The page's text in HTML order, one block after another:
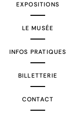
EXPOSITIONS
LE MUSÉE
INFOS PRATIQUES
BILLETTERIE
CONTACT